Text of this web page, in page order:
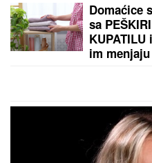
NAŠI PREDLOZI:"Tip" -